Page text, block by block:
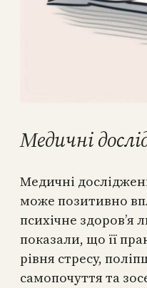
Медичні
Медичні
може позитивно
психічне
показали, що її
рівня стресу,
самопочуття та